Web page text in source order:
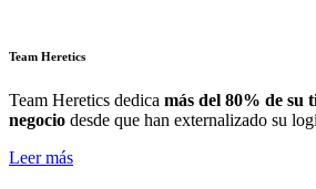
Team Heretics
Team Heretics dedica más del 80% de su
negocio desde que han externalizado su
Leer más